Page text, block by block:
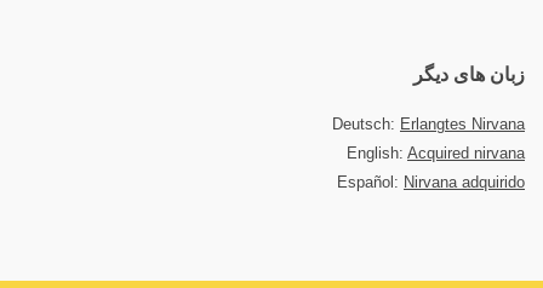
زبان های دیگر
Deutsch: Erlangtes Nirvana
English: Acquired nirvana
Español: Nirvana adquirido